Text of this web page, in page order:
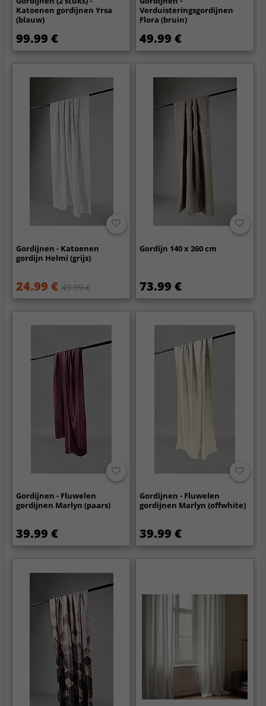
Katoenen gordijnen Yrsa
(blauw)
99.99 €
Verduisteringsgordijnen
Flora (bruin)
49.99 €
Gordijnen - Katoenen
gordijn Helmi (grijs)
24.99 € 49.99 €
Gordijn 140 x 260 cm
73.99 €
Gordijnen - Fluwelen
gordijnen Marlyn (paars)
39.99 €
Gordijnen - Fluwelen
gordijnen Marlyn (offwhite)
39.99 €